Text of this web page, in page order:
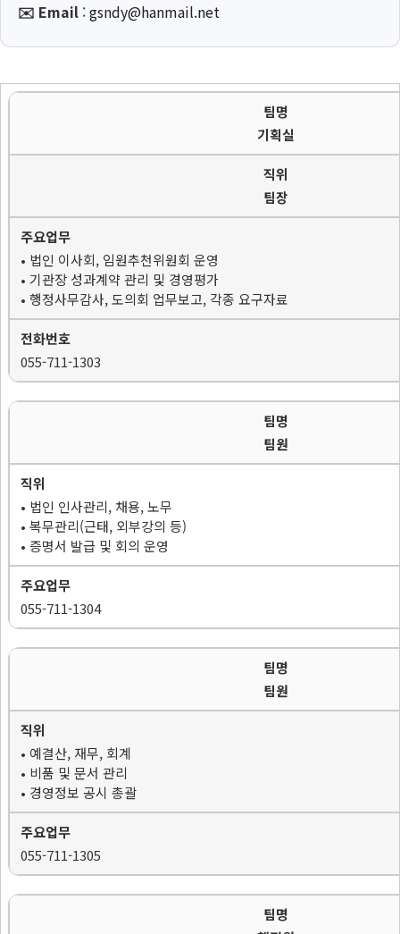
✉️ Email :gsndy@hanmail.net
기획실
팀장
• 법인 이사회, 임원추천위원회 운영
• 기관장 성과계약 관리 및 경영평가
• 행정사무감사, 도의회 업무보고, 각종 요구자료
055-711-1303
팀원
• 법인 인사관리, 채용, 노무
• 복무관리(근태, 외부강의 등)
• 증명서 발급 및 회의 운영
055-711-1304
팀원
• 예결산, 재무, 회계
• 비품 및 문서 관리
• 경영정보 공시 총괄
055-711-1305